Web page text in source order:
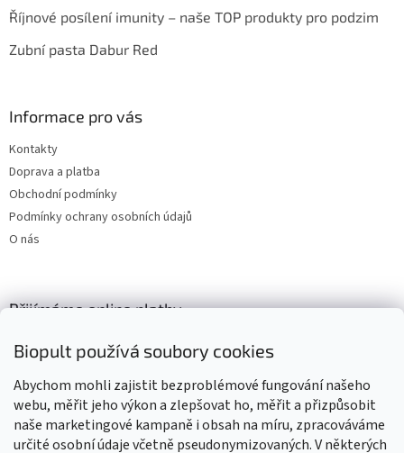
Biopult používá soubory cookies
Abychom mohli zajistit bezproblémové fungování našeho
webu, měřit jeho výkon a zlepšovat ho, měřit a přizpůsobit
naše marketingové kampaně i obsah na míru, zpracováváme
určité osobní údaje včetně pseudonymizovaných. V některých
Říjnové posílení imunity – naše TOP produkty pro podzim
Zubní pasta Dabur Red
Informace pro vás
Kontakty
Doprava a platba
Obchodní podmínky
Podmínky ochrany osobních údajů
O nás
Přijímáme online platby
Výrobky označené BIO jsou certifikované kontrolní organizací CZ-
BIO-003